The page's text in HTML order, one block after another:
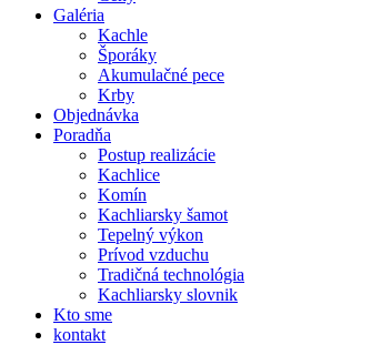
Galéria
Kachle
Šporáky
Akumulačné pece
Krby
Objednávka
Poradňa
Postup realizácie
Kachlice
Komín
Kachliarsky šamot
Tepelný výkon
Prívod vzduchu
Tradičná technológia
Kachliarsky slovnik
Kto sme
kontakt